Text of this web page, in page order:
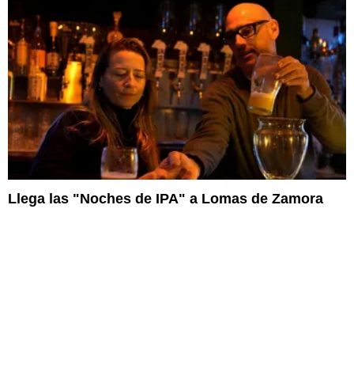
Llega las "Noches de IPA" a Lomas de Zamora